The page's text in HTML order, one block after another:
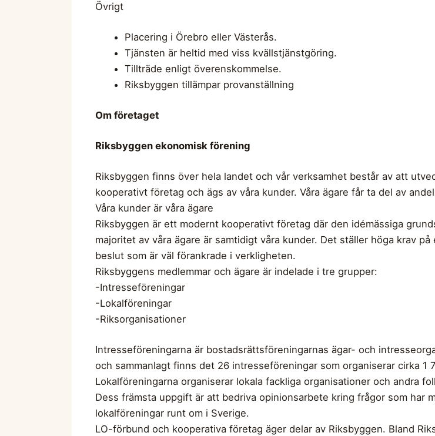
Övrigt
Placering i Örebro eller Västerås.
Tjänsten är heltid med viss kvällstjänstgöring.
Tillträde enligt överenskommelse.
Riksbyggen tillämpar provanställning
Om företaget
Riksbyggen ekonomisk förening
Riksbyggen finns över hela landet och vår verksamhet består av att
kooperativt företag och ägs av våra kunder. Våra ägare får ta del av
Våra kunder är våra ägare
Riksbyggen är ett modernt kooperativt företag där den idémässiga
majoritet av våra ägare är samtidigt våra kunder. Det ställer höga krav
beslut som är väl förankrade i verkligheten.
Riksbyggens medlemmar och ägare är indelade i tre grupper:
-Intresseföreningar
-Lokalföreningar
-Riksorganisationer
Intresseföreningarna är bostadsrättsföreningarnas ägar- och
och sammanlagt finns det 26 intresseföreningar som organiserar cirka 1
Lokalföreningarna organiserar lokala fackliga organisationer och andra
Dess främsta uppgift är att bedriva opinionsarbete kring frågor som har
lokalföreningar runt om i Sverige.
LO-förbund och kooperativa företag äger delar av Riksbyggen. Bland